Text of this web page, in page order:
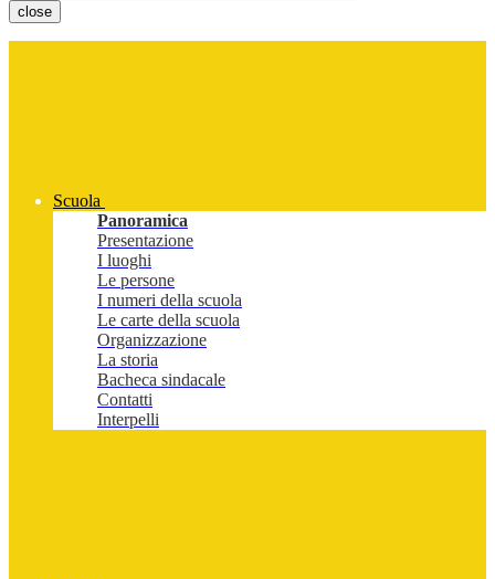
close
Scuola
Panoramica
Presentazione
I luoghi
Le persone
I numeri della scuola
Le carte della scuola
Organizzazione
La storia
Bacheca sindacale
Contatti
Interpelli